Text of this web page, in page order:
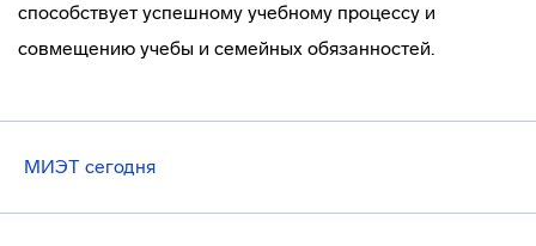
способствует успешному учебному процессу и
совмещению учебы и семейных обязанностей.
МИЭТ сегодня